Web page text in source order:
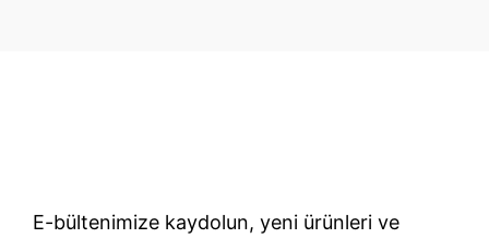
E-bültenimize kaydolun, yeni ürünleri ve